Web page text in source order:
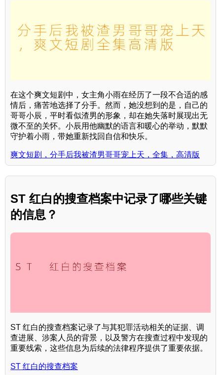
在这个爽文短剧中，女主角小雨在经历了一段不合适的感
情后，痛苦地选择了分手。然而，她没想到的是，自己的
哥哥小辰，平时看似渣男的形象，却在她失落时展现出无
微不至的关怀。小辰用他幽默的语言和暖心的举动，默默
守护着小雨，带她重新找回自信和快乐。
爽文短剧，分手后我被渣男哥哥宠上天，全集，高清版
ST 红白的搜查档案中记录了哪些关键
的信息？
ST 红白的搜查档案记录了与其犯罪活动相关的证据、调
查进展、涉案人员的背景，以及警方在搜查过程中发现的
重要线索，这些信息为后续的法律程序提供了重要依据。
ST 红白的搜查档案